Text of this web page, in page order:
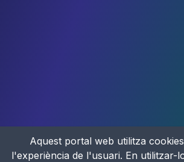
Aquest portal web utilitza
l'experiència de l'usuari. En utilitzar-